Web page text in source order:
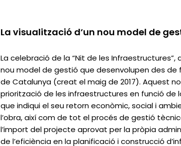
La visualització d’un nou model de
La celebració de la “Nit de les
nou model de gestió que desenvolupen des
de Catalunya (creat el maig de 2017). Aquest
priorització de les infraestructures en funció de
que indiqui el seu retorn econòmic, social i
l’obra, així com de tot el procés de gestió
l’import del projecte aprovat per la pròpia
de l’eficiència en la planificació i construcció